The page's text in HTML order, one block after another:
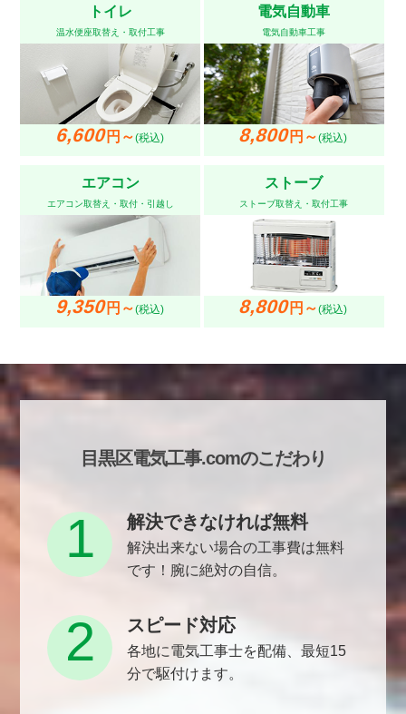
トイレ
温水便座取替え・取付工事
6,600円～(税込)
電気自動車
電気自動車工事
8,800円～(税込)
エアコン
エアコン取替え・取付・引越し
9,350円～(税込)
ストーブ
ストーブ取替え・取付工事
8,800円～(税込)
目黒区電気工事.comのこだわり
解決できなければ無料
解決出来ない場合の工事費は無料
です！腕に絶対の自信。
1
スピード対応
各地に電気工事士を配備、最短15
分で駆付けます。
2